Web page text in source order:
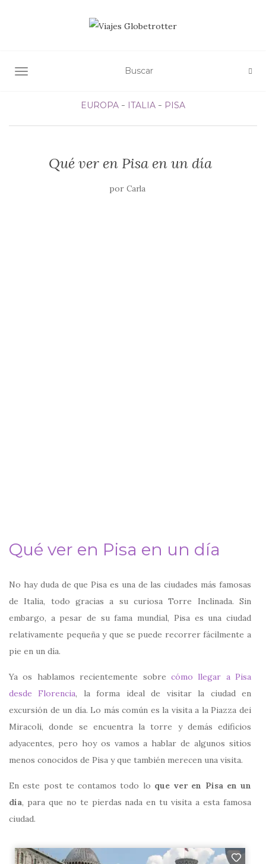
ALTERNAR NAVEGACIÓN
EUROPA ITALIA PISA
Qué ver en Pisa en un día
por Carla
Qué ver en Pisa en un día
No hay duda de que Pisa es una de las ciudades más famosas
de Italia, todo gracias a su curiosa Torre Inclinada. Sin
embargo, a pesar de su fama mundial, Pisa es una ciudad
relativamente pequeña y que se puede recorrer fácilmente a
pie en un día.
Ya os hablamos recientemente sobre cómo llegar a Pisa
desde Florencia, la forma ideal de visitar la ciudad en
excursión de un día. Lo más común es la visita a la Piazza dei
Miracoli, donde se encuentra la torre y demás edificios
adyacentes, pero hoy os vamos a hablar de algunos sitios
menos conocidos de Pisa y que también merecen una visita.
En este post te contamos todo lo que ver en Pisa en un
día, para que no te pierdas nada en tu visita a esta famosa
ciudad.